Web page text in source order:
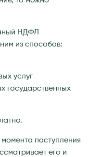
НДФЛ
из способов:
услуг
государственных
поступления
его и